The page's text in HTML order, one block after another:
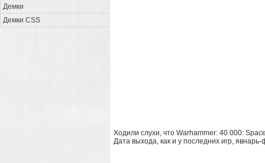
Демки
Демки CSS
Ходили слухи, что Warhammer: 40 000:
Дата выхода, как и у последних игр,